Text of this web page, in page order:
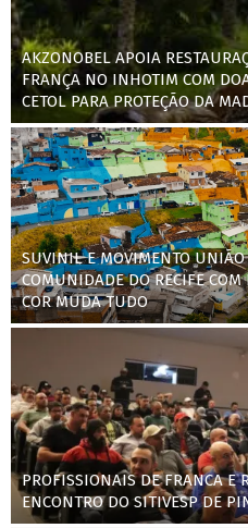
AKZONOBEL APOIA
FRANÇA NO INHOTIM COM
CETOL PARA PROTEÇÃO DA
SUVINIL E MOVIMENTO UNIÃO
COMUNIDADE DO RECIFE COM
COR MUDA TUDO
PROFISSIONAIS DE FRANCA E
ENCONTRO DO SITIVESP DE